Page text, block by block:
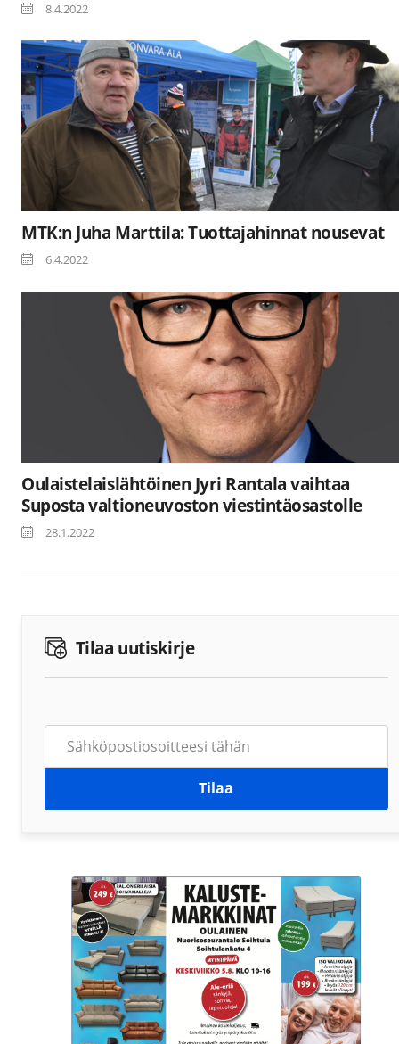
8.4.2022
MTK:n Juha Marttila: Tuottajahinnat nousevat
6.4.2022
Oulaistelaislähtöinen Jyri Rantala vaihtaa
Suposta valtioneuvoston viestintäosastolle
28.1.2022
Tilaa uutiskirje
Tilaa